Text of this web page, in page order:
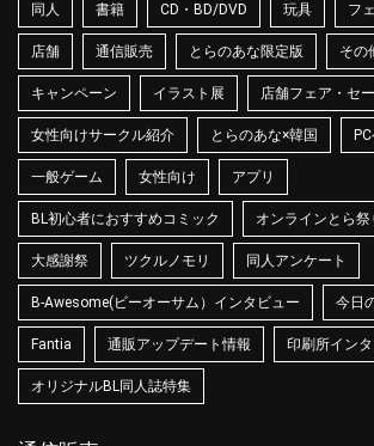
同人 書籍 CD・BD/DVD 玩具 フ
店舗 通信販売 とらのあな限定版 その
キャンペーン イラスト展 店舗フェア・セ
女性向けサークル紹介 とらのあな×韓国
一般ゲーム 女性向け アプリ
BL初心者におすすめコミック オンラインとら
大感謝祭 ツクルノモリ 同人アンケート
B-Awesome(ビーオーサム）インタビュー 今日
Fantia 通販アップデート情報 印刷所イン
オリジナルBL同人誌特集